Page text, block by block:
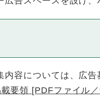
容については、広
要領 [PDFファイル